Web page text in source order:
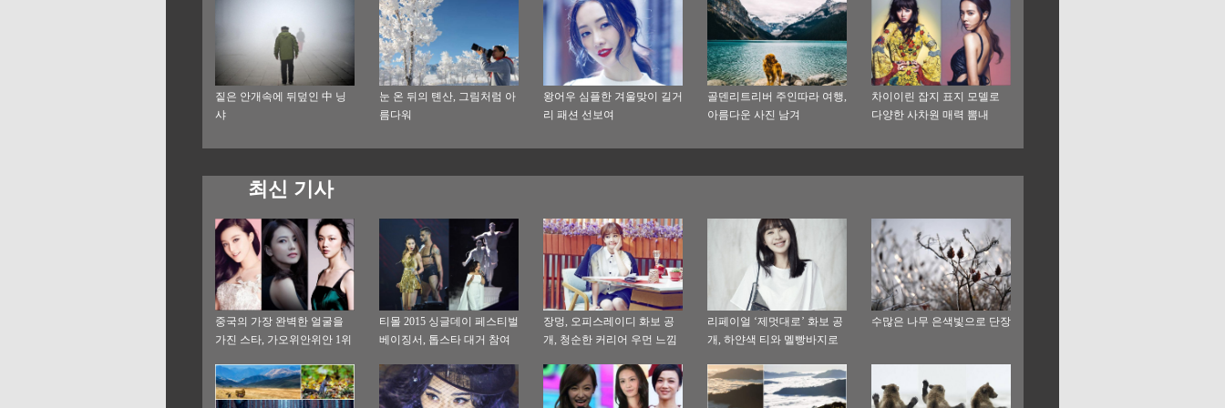
짙은 안개속에 뒤덮인 中 닝
샤
눈 온 뒤의 톈산, 그림처럼 아
름다워
왕어우 심플한 겨울맞이 길거
리 패션 선보여
골덴리트리버 주인따라 여행,
아름다운 사진 남겨
차이이린 잡지 표지 모델로
다양한 사차원 매력 뽐내
최신 기사
중국의 가장 완벽한 얼굴을
가진 스타, 가오위안위안 1위
티몰 2015 싱글데이 페스티벌
베이징서, 톱스타 대거 참여
장멍, 오피스레이디 화보 공
개, 청순한 커리어 우먼 느낌
리페이얼 ‘제멋대로’ 화보 공
개, 하얀색 티와 멜빵바지로
수많은 나무 은색빛으로 단장